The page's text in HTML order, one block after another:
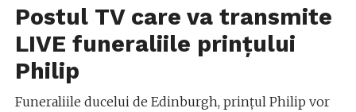
Postul TV care va transmite
LIVE funeraliile prințului
Philip
Funeraliile ducelui de Edinburgh, prințul Philip vor